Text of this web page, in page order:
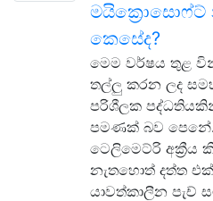
කෙසේද?
මෙම වර්ෂය තුළ
තල්ලු කරන ලද
පරිශීලක
පමණක් බව පෙනේ.
ටෙලිමෙට්රි අක්‍රීය
නැතහොත් දත්ත
යාවත්කාලීන පැච්